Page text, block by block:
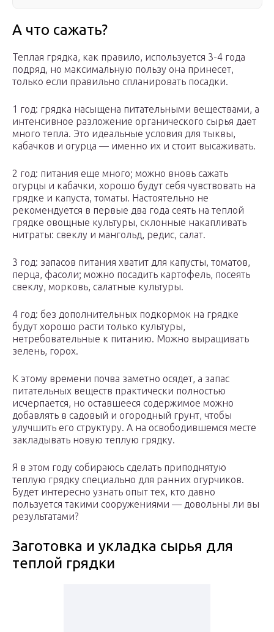
А что сажать?
Теплая грядка, как правило, используется 3-4 года
подряд, но максимальную пользу она принесет,
только если правильно спланировать посадки.
1 год: грядка насыщена питательными веществами, а
интенсивное разложение органического сырья дает
много тепла. Это идеальные условия для тыквы,
кабачков и огурца — именно их и стоит высаживать.
2 год: питания еще много; можно вновь сажать
огурцы и кабачки, хорошо будут себя чувствовать на
грядке и капуста, томаты. Настоятельно не
рекомендуется в первые два года сеять на теплой
грядке овощные культуры, склонные накапливать
нитраты: свеклу и мангольд, редис, салат.
3 год: запасов питания хватит для капусты, томатов,
перца, фасоли; можно посадить картофель, посеять
свеклу, морковь, салатные культуры.
4 год: без дополнительных подкормок на грядке
будут хорошо расти только культуры,
нетребовательные к питанию. Можно выращивать
зелень, горох.
К этому времени почва заметно осядет, а запас
питательных веществ практически полностью
исчерпается, но оставшееся содержимое можно
добавлять в садовый и огородный грунт, чтобы
улучшить его структуру. А на освободившемся месте
закладывать новую теплую грядку.
Я в этом году собираюсь сделать приподнятую
теплую грядку специально для ранних огурчиков.
Будет интересно узнать опыт тех, кто давно
пользуется такими сооружениями — довольны ли вы
результатами?
Заготовка и укладка сырья для
теплой грядки